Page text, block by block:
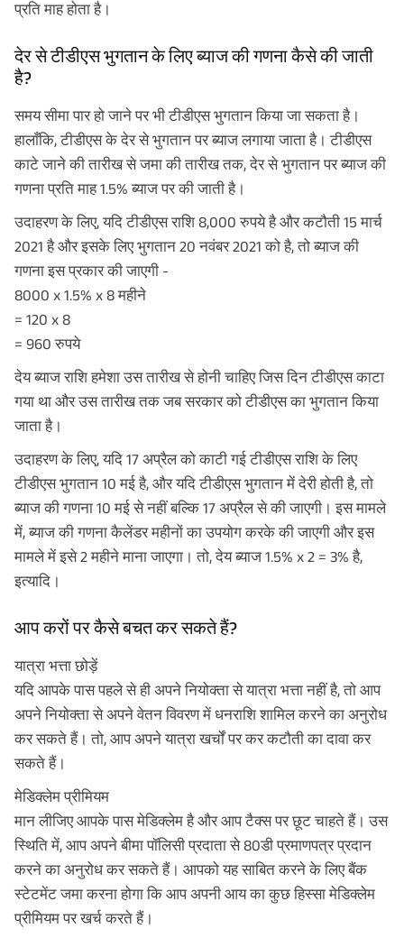
प्रति माह होता है।
देर से टीडीएस भुगतान के लिए ब्याज की गणना कैसे की जाती
है?
समय सीमा पार हो जाने पर भी टीडीएस भुगतान किया जा सकता है।
हालाँकि, टीडीएस के देर से भुगतान पर ब्याज लगाया जाता है। टीडीएस
काटे जाने की तारीख से जमा की तारीख तक, देर से भुगतान पर ब्याज की
गणना प्रति माह 1.5% ब्याज पर की जाती है।
उदाहरण के लिए, यदि टीडीएस राशि 8,000 रुपये है और कटौती 15 मार्च
2021 है और इसके लिए भुगतान 20 नवंबर 2021 को है, तो ब्याज की
गणना इस प्रकार की जाएगी -
8000 x 1.5% x 8 महीने
= 120 x 8
= 960 रुपये
देय ब्याज राशि हमेशा उस तारीख से होनी चाहिए जिस दिन टीडीएस काटा
गया था और उस तारीख तक जब सरकार को टीडीएस का भुगतान किया
जाता है।
उदाहरण के लिए, यदि 17 अप्रैल को काटी गई टीडीएस राशि के लिए
टीडीएस भुगतान 10 मई है, और यदि टीडीएस भुगतान में देरी होती है, तो
ब्याज की गणना 10 मई से नहीं बल्कि 17 अप्रैल से की जाएगी। इस मामले
में, ब्याज की गणना कैलेंडर महीनों का उपयोग करके की जाएगी और इस
मामले में इसे 2 महीने माना जाएगा। तो, देय ब्याज 1.5% x 2 = 3% है,
इत्यादि।
आप करों पर कैसे बचत कर सकते हैं?
यात्रा भत्ता छोड़ें
यदि आपके पास पहले से ही अपने नियोक्ता से यात्रा भत्ता नहीं है, तो आप
अपने नियोक्ता से अपने वेतन विवरण में धनराशि शामिल करने का अनुरोध
कर सकते हैं। तो, आप अपने यात्रा खर्चों पर कर कटौती का दावा कर
सकते हैं।
मेडिक्लेम प्रीमियम
मान लीजिए आपके पास मेडिक्लेम है और आप टैक्स पर छूट चाहते हैं। उस
स्थिति में, आप अपने बीमा पॉलिसी प्रदाता से 80डी प्रमाणपत्र प्रदान
करने का अनुरोध कर सकते हैं। आपको यह साबित करने के लिए बैंक
स्टेटमेंट जमा करना होगा कि आप अपनी आय का कुछ हिस्सा मेडिक्लेम
प्रीमियम पर खर्च करते हैं।